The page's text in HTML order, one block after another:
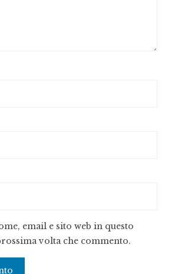
email e sito web in questo
volta che commento.